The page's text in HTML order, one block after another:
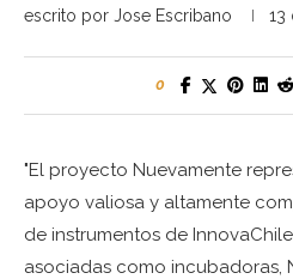
escrito por Jose Escribano 13
0
"El proyecto Nuevamente
apoyo valiosa y altamente
de instrumentos de
asociadas como incubadoras,